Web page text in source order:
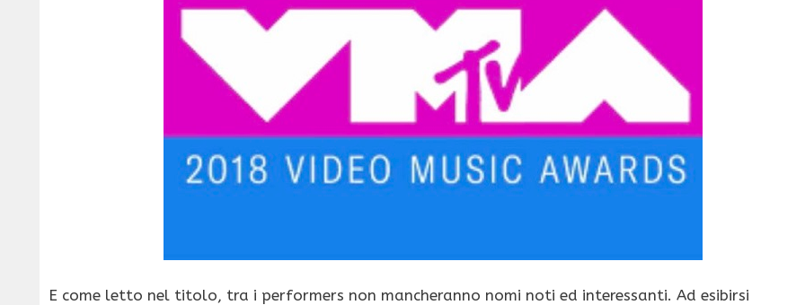
E come letto nel titolo, tra i performers non mancheranno nomi noti ed interessanti. Ad esibirsi